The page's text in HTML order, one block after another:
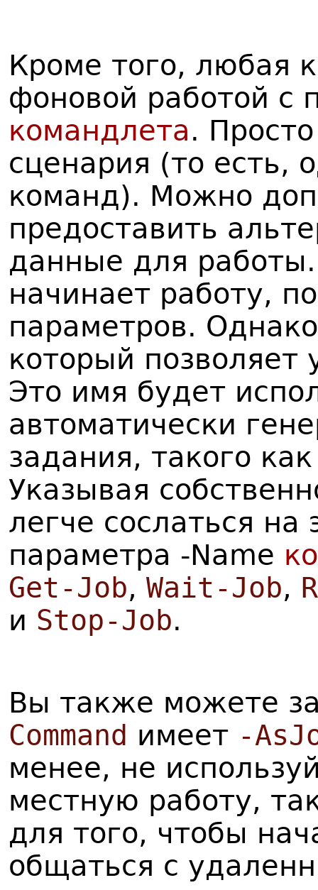
Кроме того, любая
фоновой работой
командлета.
сценария (то есть,
команд). Можно
предоставить
данные для
начинает работу,
параметров.
который позволяет
Это имя будет
автоматически
задания, такого
Указывая
легче сослаться
параметра -Name
Get-Job, Wait-Job,
и Stop-Job.
Вы также можете
Command имеет -
менее, не
местную работу,
для того, чтобы
общаться с